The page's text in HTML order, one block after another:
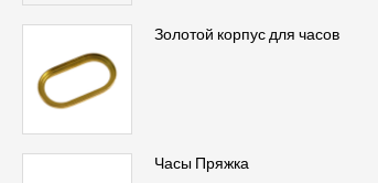
Золотой корпус для часов
Часы Пряжка